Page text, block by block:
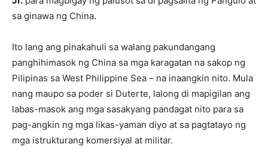
sa ginawa ng China.
Ito lang ang pinakahuli sa walang pakundangang
panghihimasok ng China sa mga karagatan na sakop ng
Pilipinas sa West Philippine Sea – na inaangkin nito. Mula
nang maupo sa poder si Duterte, lalong di mapigilan ang
labas-masok ang mga sasakyang pandagat nito para sa
pag-angkin ng mga likas-yaman diyo at sa pagtatayo ng
mga istrukturang komersiyal at militar.